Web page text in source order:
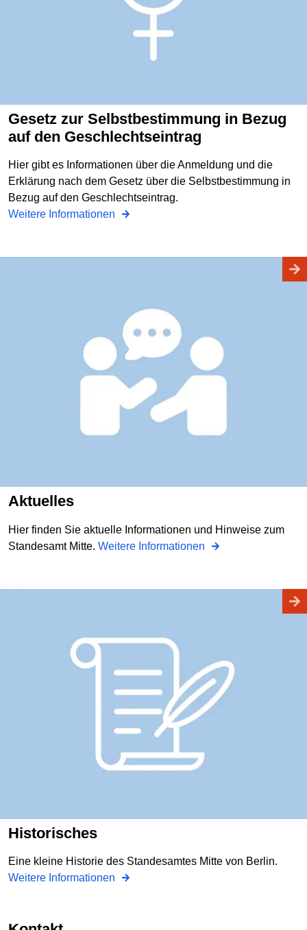
Gesetz zur Selbstbestimmung in Bezug
auf den Geschlechtseintrag
Hier gibt es Informationen über die Anmeldung und die
Erklärung nach dem Gesetz über die Selbstbestimmung in
Bezug auf den Geschlechtseintrag.
Weitere Informationen
Aktuelles
Hier finden Sie aktuelle Informationen und Hinweise zum
Standesamt Mitte. Weitere Informationen
Historisches
Eine kleine Historie des Standesamtes Mitte von Berlin.
Weitere Informationen